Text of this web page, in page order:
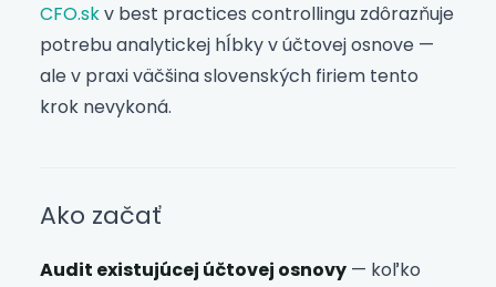
CFO.skv best practices controllingu zdôrazňuje
potrebu analytickej hĺbky v účtovej osnove —
ale v praxi väčšina slovenských firiem tento
krok nevykoná.
Ako začať
Audit existujúcej účtovej osnovy — koľko